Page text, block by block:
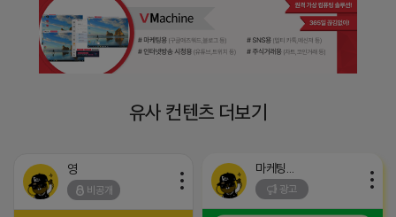
유사 컨텐츠 더보기
영
비공개 광고